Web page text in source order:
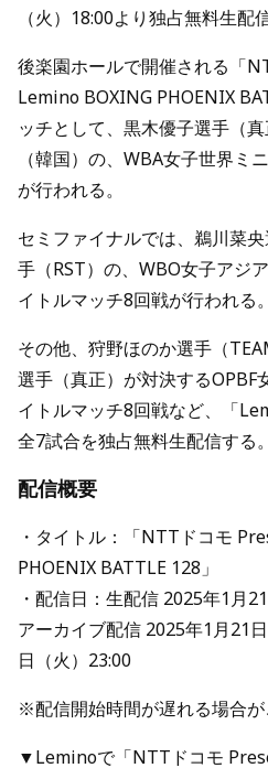
（火）18:00より独占無料生配
後楽園ホールで開催される「
Lemino BOXING PHOENIX
ッチとして、黒木優子選手（
（韓国）の、WBA女子世界ミ
が行われる。
セミファイナルでは、鵜川菜
手（RST）の、WBO女子アジ
イトルマッチ8回戦が行われる。
その他、狩野ほのか選手（
選手（真正）が対決するOPBF
イトルマッチ8回戦など、「
全7試合を独占無料生配信する。
配信概要
・タイトル：「NTTドコモ
PHOENIX BATTLE 128」
・配信日：生配信 2025年1月
アーカイブ配信 2025年1月21
日（火）23:00
※配信開始時間が遅れる場合が
▼Leminoで「NTTドコモ